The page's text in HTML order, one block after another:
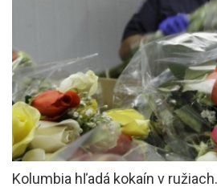
Kolumbia hľadá kokaín v